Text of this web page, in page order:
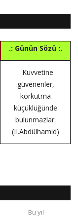
.: Günün Sözü :.
Kuvvetine
güvenenler,
korkutma
küçüklüğünde
bulunmazlar.
(II.Abdülhamid)
Bu yıl